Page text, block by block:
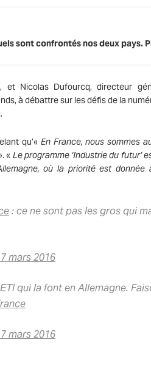
sont confrontés nos deux pays.
et Nicolas Dufourcq, directeur
à débattre sur les défis de la
qu’« En France, nous sommes
« Le programme ‘Industrie du futur’
où la priorité est
: ce ne sont pas les gros qui
mars 2016
qui la font en Allemagne.
mars 2016